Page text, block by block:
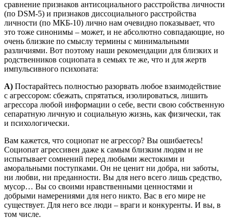
сравнение признаков антисоциального расстройства личности
(по DSM-5) и признаков диссоциального расстройства
личности (по МКБ-10) лично нам очевидно показывает, что
это тоже синонимы – может, и не абсолютно совпадающие, но
очень близкие по смыслу термины с минимальными
различиями. Вот поэтому наши рекомендации для близких и
родственников социопата в семьях те же, что и для жертв
импульсивного психопата:
А) Постарайтесь полностью разорвать любое взаимодействие
с агрессором: сбежать, спрятаться, изолироваться, лишить
агрессора любой информации о себе, вести свою собственную
сепаратную личную и социальную жизнь, как физически, так
и психологически.
Вам кажется, что социопат не агрессор? Вы ошибаетесь!
Социопат агрессивен даже к самым близким людям и не
испытывает сомнений перед любыми жестокими и
аморальными поступками. Он не ценит ни добра, ни заботы,
ни любви, ни преданности. Вы для него всего лишь средство,
мусор… Вы со своими нравственными ценностями и
добрыми намерениями для него никто. Вас в его мире не
существует. Для него все люди – враги и конкуренты. И вы, в
том числе.